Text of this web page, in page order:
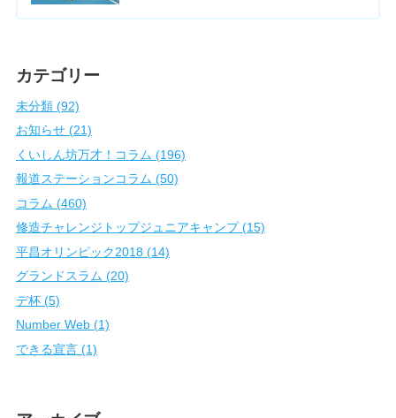
カテゴリー
未分類 (92)
お知らせ (21)
くいしん坊万才！コラム (196)
報道ステーションコラム (50)
コラム (460)
修造チャレンジトップジュニアキャンプ (15)
平昌オリンピック2018 (14)
グランドスラム (20)
デ杯 (5)
Number Web (1)
できる宣言 (1)